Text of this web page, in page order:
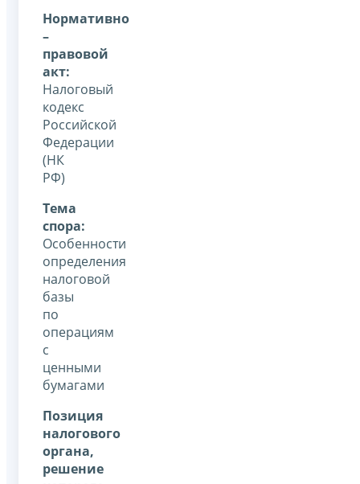
Нормативно
–
правовой
акт:
Налоговый
кодекс
Российской
Федерации
(НК
РФ)
Тема
спора:
Особенности
определения
налоговой
базы
по
операциям
с
ценными
бумагами
Позиция
налогового
органа,
решение